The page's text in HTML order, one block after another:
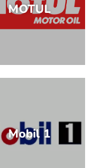
MOTUL
Mobil 1